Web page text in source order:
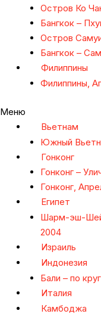
Остров Ко
Бангкок –
Остров
Бангкок –
Филиппины
Филиппины,
Меню
Вьетнам
Южный
Гонконг
Гонконг –
Гонконг,
Египет
Шарм-эш-
2004
Израиль
Индонезия
Бали – по
Италия
Камбоджа